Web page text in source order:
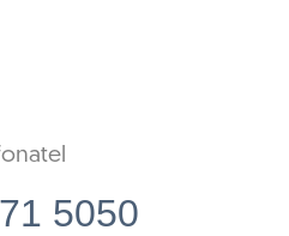
5050